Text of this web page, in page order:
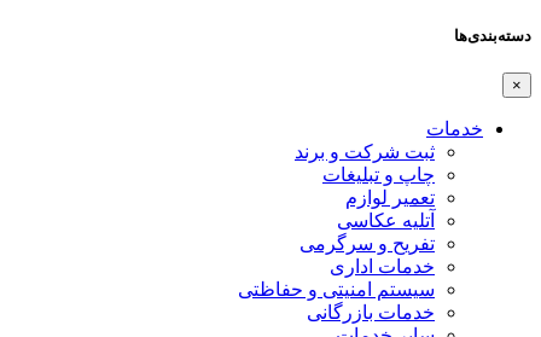
دسته‌بندی‌ها
×
خدمات
ثبت شرکت و برند
چاپ و تبلیغات
تعمیر لوازم
آتلیه عکاسی
تفریح و سرگرمی
خدمات اداری
سیستم امنیتی و حفاظتی
خدمات بازرگانی